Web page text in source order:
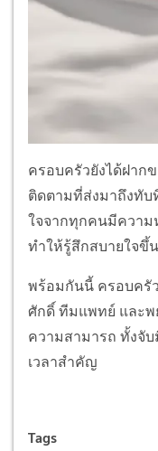
ครอบครัวยังได้ฝาก
ติดตามที่ส่งมาถึงทับ
ใจจากทุกคนมีความ
ทำให้รู้สึกสบายใจขึ้
พร้อมกันนี้ ครอบครั
ศักดิ์ ทีมแพทย์ และพ
ความสามารถ ทั้งจับ
เวลาสำคัญ
Tags